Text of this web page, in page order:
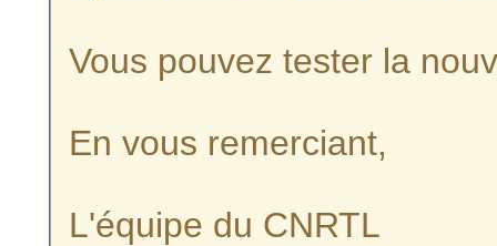
Vous pouvez tester la
En vous remerciant,
L'équipe du CNRTL